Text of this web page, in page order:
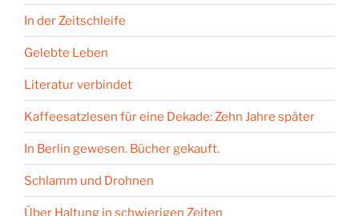
In der Zeitschleife
Gelebte Leben
Literatur verbindet
Kaffeesatzlesen für eine Dekade: Zehn Jahre später
In Berlin gewesen. Bücher gekauft.
Schlamm und Drohnen
Über Haltung in schwierigen Zeiten